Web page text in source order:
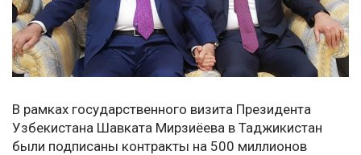
В рамках государственного визита Президента
Узбекистана Шавката Мирзиёева в Таджикистан
были подписаны контракты на 500 миллионов